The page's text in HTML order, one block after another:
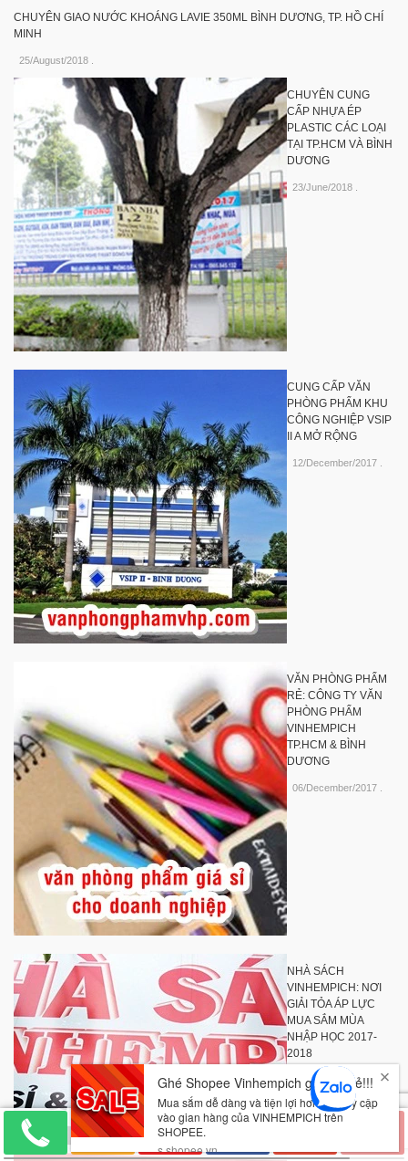
CHUYÊN GIAO NƯỚC KHOÁNG LAVIE 350ML BÌNH DƯƠNG, TP. HỒ CHÍ
MINH
25/August/2018
CHUYÊN CUNG
CẤP NHỰA ÉP
PLASTIC CÁC LOẠI
TẠI TP.HCM VÀ BÌNH
DƯƠNG
23/June/2018
CUNG CẤP VĂN
PHÒNG PHẨM KHU
CÔNG NGHIỆP VSIP
II A MỞ RỘNG
12/December/2017
VĂN PHÒNG PHẨM
RẺ: CÔNG TY VĂN
PHÒNG PHẨM
VINHEMPICH
TP.HCM & BÌNH
DƯƠNG
06/December/2017
NHÀ SÁCH
VINHEMPICH: NƠI
GIẢI TỎA ÁP LỰC
MUA SẮM MÙA
NHẬP HỌC 2017-
2018
04/August/2017.